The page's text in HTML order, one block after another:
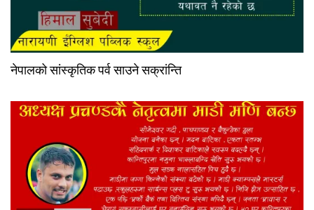
नेपालको सांस्कृतिक पर्व साउने सक्रांन्ति